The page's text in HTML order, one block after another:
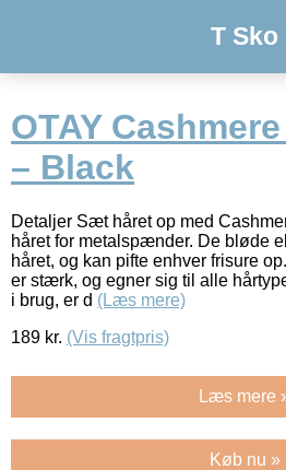
T Sko
OTAY
– Black
Detaljer Sæt håret op med
håret for metalspænder. De bløde
håret, og kan pifte enhver frisure
er stærk, og egner sig til alle
i brug, er d (Læs mere)
189 kr. (Vis fragtpris)
Læs mere
Køb nu »